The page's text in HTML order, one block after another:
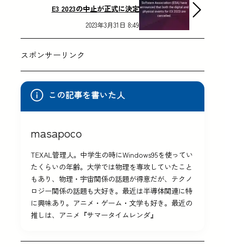
E3 2023の中止が正式に決定
2023年3月31日 8:49
スポンサーリンク
この記事を書いた人
masapoco
TEXAL管理人。中学生の時にWindows95を使ってい
たくらいの年齢。大学では物理を専攻していたこと
もあり、物理・宇宙関係の話題が得意だが、テクノ
ロジー関係の話題も大好き。最近は半導体関連に特
に興味あり。アニメ・ゲーム・文学も好き。最近の
推しは、アニメ『サマータイムレンダ』